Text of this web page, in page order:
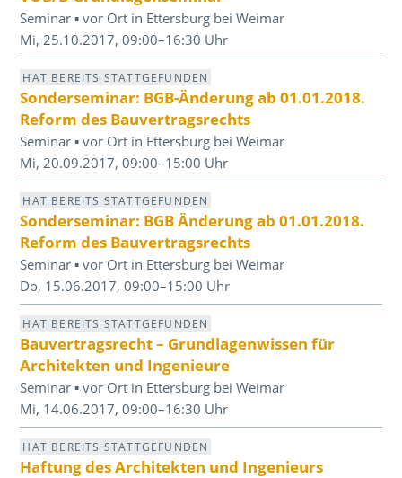
Seminar ▪ vor Ort in Ettersburg bei Weimar
Mi, 25.10.2017, 09:00–16:30 Uhr
HAT BEREITS STATTGEFUNDEN
Sonderseminar: BGB-Änderung ab 01.01.2018.
Reform des Bauvertragsrechts
Seminar ▪ vor Ort in Ettersburg bei Weimar
Mi, 20.09.2017, 09:00–15:00 Uhr
HAT BEREITS STATTGEFUNDEN
Sonderseminar: BGB Änderung ab 01.01.2018.
Reform des Bauvertragsrechts
Seminar ▪ vor Ort in Ettersburg bei Weimar
Do, 15.06.2017, 09:00–15:00 Uhr
HAT BEREITS STATTGEFUNDEN
Bauvertragsrecht – Grundlagenwissen für
Architekten und Ingenieure
Seminar ▪ vor Ort in Ettersburg bei Weimar
Mi, 14.06.2017, 09:00–16:30 Uhr
HAT BEREITS STATTGEFUNDEN
Haftung des Architekten und Ingenieurs